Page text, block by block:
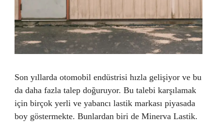
Son yıllarda otomobil endüstrisi hızla gelişiyor ve bu
da daha fazla talep doğuruyor. Bu talebi karşılamak
için birçok yerli ve yabancı lastik markası piyasada
boy göstermekte. Bunlardan biri de Minerva Lastik.